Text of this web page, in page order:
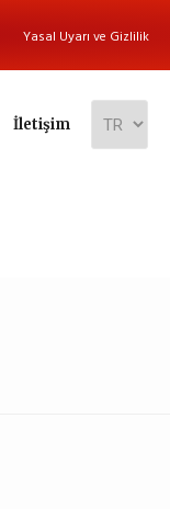
Yasal Uyarı ve Gizlilik
İletişim